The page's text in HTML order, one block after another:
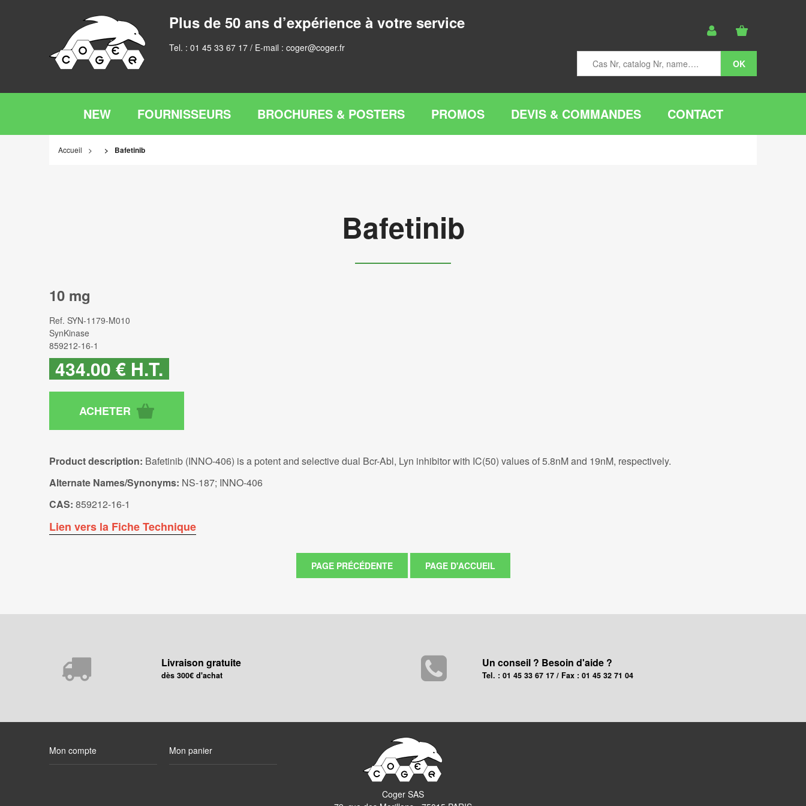
Plus de 50 ans d’expérience à votre service
Tel. : 01 45 33 67 17 / E-mail : coger@coger.fr
NEW FOURNISSEURS BROCHURES & POSTERS PROMOS DEVIS & COMMANDES CONTACT
Accueil Bafetinib
Bafetinib
10 mg
Ref. SYN-1179-M010
SynKinase
859212-16-1
434.00 € H.T.
Product description: Bafetinib (INNO-406) is a potent and selective dual Bcr-Abl, Lyn inhibitor with IC(50) values of 5.8nM and 19nM, respectively.
Alternate Names/Synonyms: NS-187; INNO-406
CAS: 859212-16-1
Lien vers la Fiche Technique
Livraison gratuite
dès 300€ d'achat
Un conseil ? Besoin d'aide ?
Tel. : 01 45 33 67 17 / Fax : 01 45 32 71 04
Mon compte Mon panier
Coger SAS